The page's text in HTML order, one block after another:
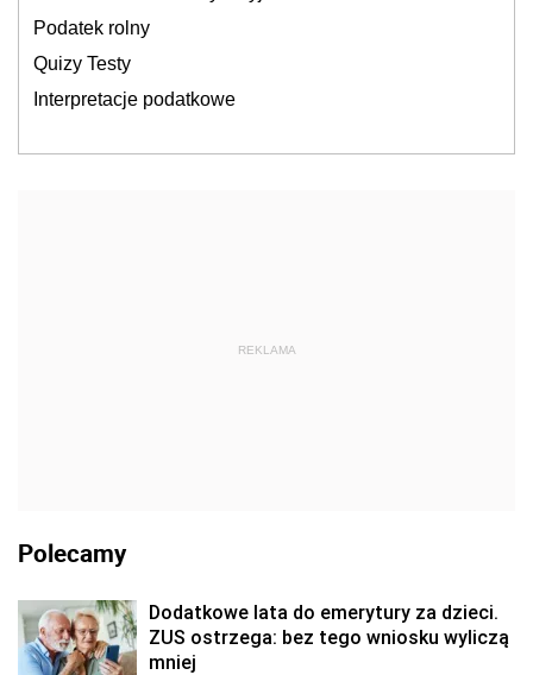
Podatek rolny
Quizy Testy
Interpretacje podatkowe
REKLAMA
Polecamy
Dodatkowe lata do emerytury za dzieci.
ZUS ostrzega: bez tego wniosku wyliczą
mniej